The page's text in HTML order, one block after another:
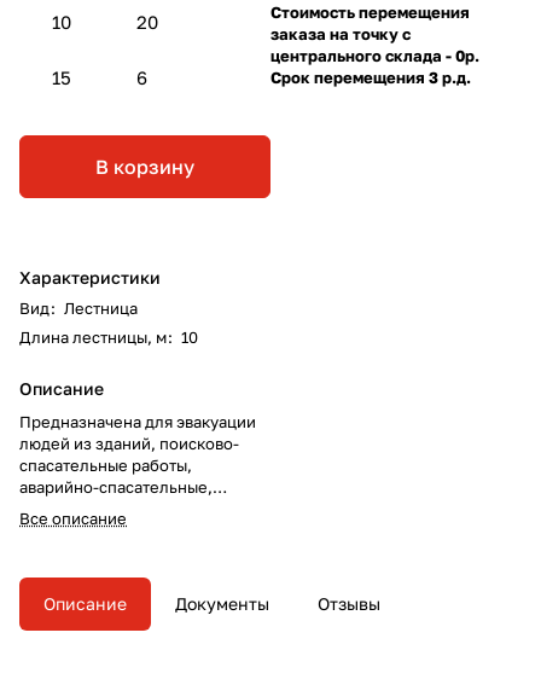
10 20
15 6
В корзину
Характеристики
Вид: Лестница
Длина лестницы, м: 10
Описание
Предназначена для эвакуации
людей из зданий, поисково-
спасательные работы,
аварийно-спасательные,
работы, экстремальные
ситуации, высотные работы,
Длина — 10 м.
Все описание
Стоимость перемещения
заказа на точку с
центрального склада - 0р.
Срок перемещения 3 р.д.
Описание Документы Отзывы